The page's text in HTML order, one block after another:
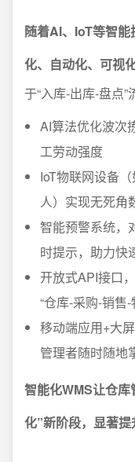
随着AI、IoT等智
化、自动化、可视
于“入库-出库-盘点”
AI算法优化波次
工劳动强度
IoT物联网设备
人）实现无死角
智能预警系统，
时提示，助力快
开放式API接口
“仓库-采购-销售
移动端应用+大
管理者随时随地
智能化WMS让仓
化”新阶段，显著